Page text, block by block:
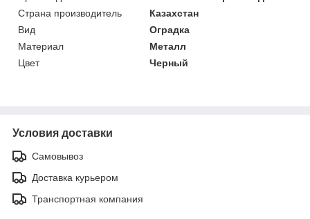
Страна производитель
Казахстан
Вид
Оградка
Материал
Металл
Цвет
Черный
Условия доставки
Самовывоз
Доставка курьером
Транспортная компания